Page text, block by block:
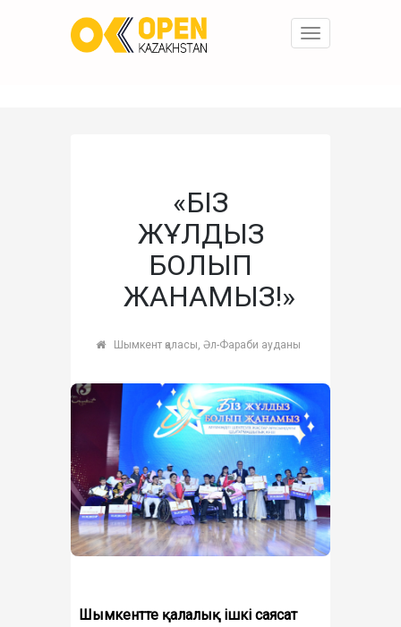
Toggle
«БІЗ
ЖҰЛДЫЗ
БОЛЫП
ЖАНАМЫЗ!»
Шымкент қаласы, Әл-Фараби ауданы
Шымкентте қалалық ішкі саясат